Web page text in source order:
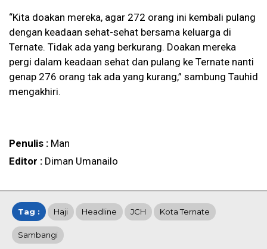
“Kita doakan mereka, agar 272 orang ini kembali pulang
dengan keadaan sehat-sehat bersama keluarga di
Ternate. Tidak ada yang berkurang. Doakan mereka
pergi dalam keadaan sehat dan pulang ke Ternate nanti
genap 276 orang tak ada yang kurang,” sambung Tauhid
mengakhiri.
Penulis : Man
Editor : Diman Umanailo
Tag : Haji Headline JCH Kota Ternate
Sambangi